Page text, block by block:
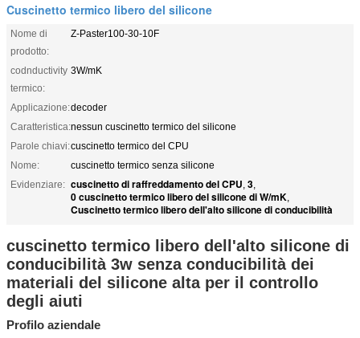
Cuscinetto termico libero del silicone
Nome di
prodotto:
Z-Paster100-30-10F
codnductivity
termico:
3W/mK
Applicazione:decoder
Caratteristica:nessun cuscinetto termico del silicone
Parole chiavi:cuscinetto termico del CPU
Nome:
cuscinetto termico senza silicone
Evidenziare: cuscinetto di raffreddamento del CPU, 3,
0 cuscinetto termico libero del silicone di W/mK,
Cuscinetto termico libero dell'alto silicone di conducibilità
cuscinetto termico libero dell'alto silicone di
conducibilità 3w senza conducibilità dei
materiali del silicone alta per il controllo
degli aiuti
Profilo aziendale